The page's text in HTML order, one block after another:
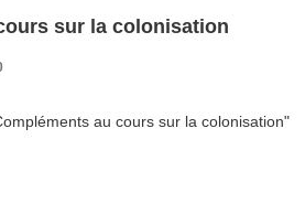
sur la colonisation